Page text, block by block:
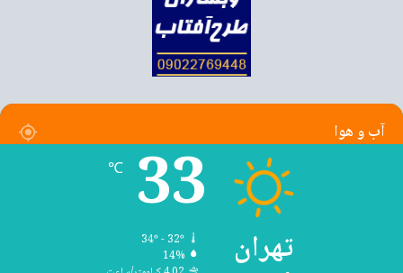
آب و هوا
تهران
33
℃
34º - 32º
14%